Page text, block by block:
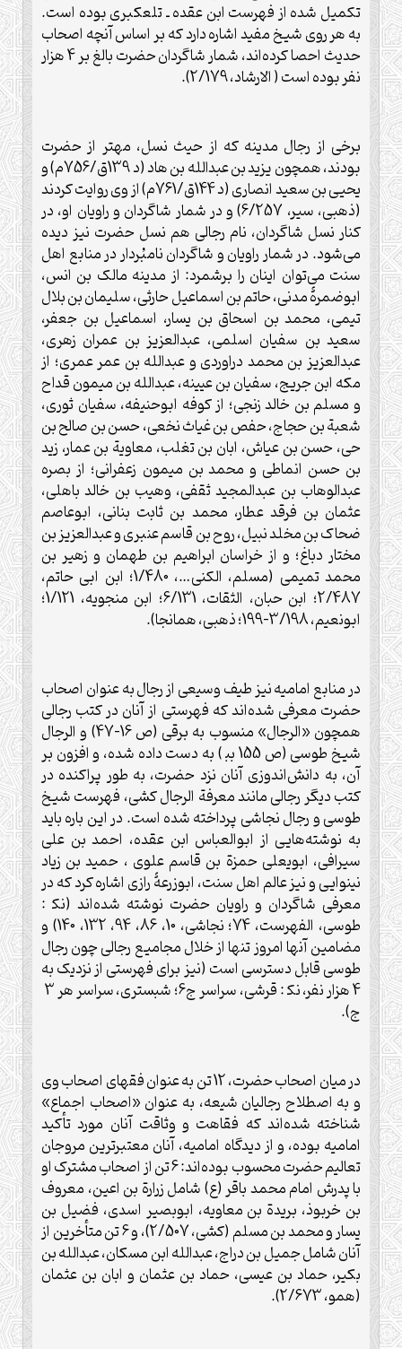
تکميل شده از فهرست ابن عقده ـ تلعکبری بوده است.
به هر روی شيخ مفيد اشاره دارد که بر اساس آنچه اصحاب
حديث احصا کرده‌اند، شمار شاگردان حضرت بالغ بر 4 هزار
نفر بوده است ( الارشاد، 2/179).
برخی از رجال مدينه که از حيث نسل، مهتر از حضرت
بودند، همچون يزيد بن عبدالله بن هاد (د 139ق/756م) و
يحيى بن سعيد انصاری (د 144ق/761م) از وی روايت کردند
(ذهبی، سير، 6/257) و در شمار شاگردان و راويان او، در
کنار نسل شاگردان، نام رجالی هم نسل حضرت نيز ديده
می‌شود. در شمار راويان و شاگردان نامبُردار در منابع اهل
سنت می‌توان اينان را برشمرد: از مدينه مالک بن انس،
ابوضمرۀ مدنی، حاتم بن اسماعيل حارثی، سليمان بن بلال
تيمی، محمد بن اسحاق بن يسار، اسماعيل بن جعفر،
سعيد بن سفيان اسلمی، عبدالعزيز بن عمران زهری،
عبدالعزيز بن محمد دراوردی و عبدالله بن عمر عمری؛ از
مکه ابن جريج، سفيان بن عيينه، عبدالله بن ميمون قداح
و مسلم بن خالد زنجی؛ از کوفه ابوحنيفه، سفيان ثوری،
شعبة بن حجاج، حفص بن غياث نخعی، حسن بن صالح بن
حی، حسن بن عياش، ابان بن تغلب، معاوية بن عمار، زيد
بن حسن انماطی و محمد بن ميمون زعفرانی؛ از بصره
عبدالوهاب بن عبدالمجيد ثقفی، وهيب بن خالد باهلی،
عثمان بن فرقد عطار، محمد بن ثابت بنانی، ابوعاصم
ضحاک بن مخلد نبيل، روح بن قاسم عنبری و عبدالعزيز بن
مختار دباغ؛ و از خراسان ابراهيم بن طهمان و زهير بن
محمد تميمی ‌(مسلم، الکنى…، 1/480؛ ابن ابی حاتم،
2/487؛ ابن حبان، الثقات، 6/131؛ ابن منجويه، 1/121؛
ابونعيم، 3/198-199؛ ذهبی، همانجا).
در منابع اماميه نيز طيف وسيعی از رجال به عنوان اصحاب
حضرت معرفی شده‌اند که فهرستی از آنان در کتب رجالی
همچون «الرجال» منسوب به برقی (ص 16-47) و الرجال
شيخ طوسی (ص 155 بب‍ ) به دست داده شده، و افزون بر
آن، به دانش‌اندوزی آنان نزد حضرت، به طور پراکنده در
کتب ديگر رجالی مانند معرفة الرجال کشی، فهرست شيخ
طوسی و رجال نجاشی پرداخته شده است. در اين باره بايد
به نوشته‌هايی از ابوالعباس ابن عقده، احمد بن علی
سيرافی، ابويعلى حمزة بن قاسم علوی ، حميد بن زياد
نينوايی و نيز عالم اهل سنت، ابوزرعۀ رازی اشاره کرد که در
معرفی شاگردان و راويان حضرت نوشته شده‌اند (نک‍ :
طوسی، الفهرست، 74؛ نجاشی، 10، 86، 94، 132، 140) و
مضامين آنها امروز تنها از خلال مجاميع رجالی چون رجال
طوسی قابل دسترسی است (نيز برای فهرستی از نزديک به
ج).
در ميان اصحاب حضرت، 12 تن به عنوان فقهای اصحاب وی
و به اصطلاح رجاليان شيعه، به عنوان «اصحاب اجماع»
شناخته شده‌اند که فقاهت و وثاقت آنان مورد تأکيد
اماميه بوده، و از ديدگاه اماميه، آنان معتبرترين مروجان
تعاليم حضرت محسوب بوده‌اند: 6 تن از اصحاب مشترک او
با پدرش امام محمد باقر (ع) شامل زرارة بن اعين، معروف
بن خربوذ، بريدة بن معاويه، ابوبصير اسدی، فضيل بن
يسار و محمد بن مسلم (کشی، 2/507)، و 6 تن متأخرين از
آنان شامل جميل بن دراج، عبدالله ابن مسکان، عبدالله بن
بکير، حماد بن عيسى، حماد بن عثمان و ابان بن عثمان
(همو، 2/673).